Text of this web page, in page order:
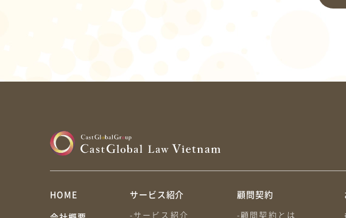
HOME
サービス紹介
-サービス紹介
顧問契約
-顧問契約とは